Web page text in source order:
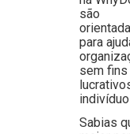
são
para
sem fins
Sabias